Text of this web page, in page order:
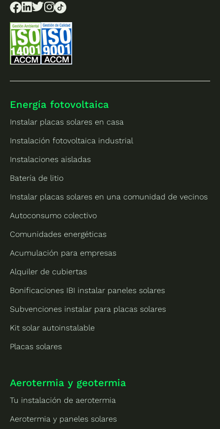
Energía fotovoltaica
Instalar placas solares en casa
Instalación fotovoltaica industrial
Instalaciones aisladas
Batería de litio
Instalar placas solares en una comunidad de vecinos
Autoconsumo colectivo
Comunidades energéticas
Acumulación para empresas
Alquiler de cubiertas
Bonificaciones IBI instalar paneles solares
Subvenciones instalar para placas solares
Kit solar autoinstalable
Placas solares
Aerotermia y geotermia
Tu instalación de aerotermia
Aerotermia y paneles solares